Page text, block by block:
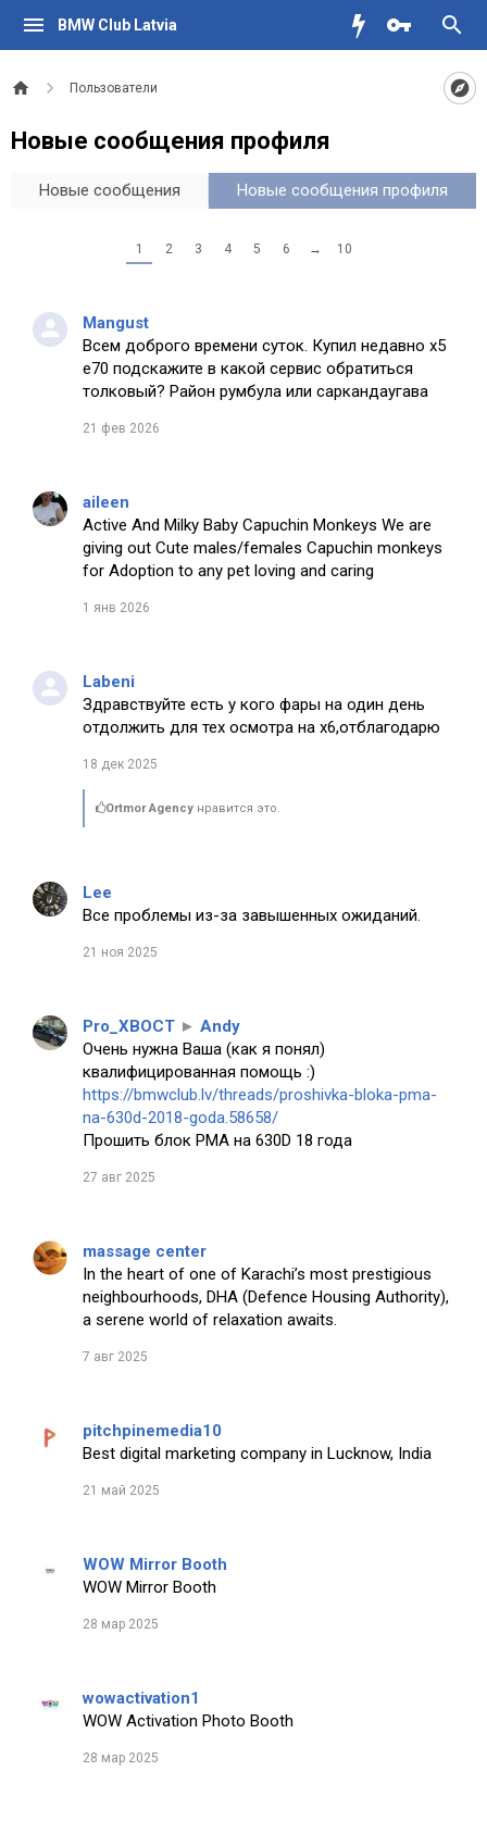
BMW Club Latvia
Пользователи
Новые сообщения профиля
Новые сообщения Новые сообщения профиля
1 2 3 4 5 6 → 10
Mangust
Всем доброго времени суток. Купил недавно х5
е70 подскажите в какой сервис обратиться
толковый? Район румбула или саркандаугава
21 фев 2026
aileen
Active And Milky Baby Capuchin Monkeys We are
giving out Cute males/females Capuchin monkeys
for Adoption to any pet loving and caring
1 янв 2026
Labeni
Здравствуйте есть у кого фары на один день
отдолжить для тех осмотра на х6,отблагодарю
18 дек 2025
Ortmor Agency нравится это.
Lee
Все проблемы из-за завышенных ожиданий.
21 ноя 2025
Pro_XBOCT ► Andy
Очень нужна Ваша (как я понял)
квалифицированная помощь :)
https://bmwclub.lv/threads/proshivka-bloka-pma-
na-630d-2018-goda.58658/
Прошить блок PMA на 630D 18 года
27 авг 2025
massage center
In the heart of one of Karachi’s most prestigious
neighbourhoods, DHA (Defence Housing Authority),
a serene world of relaxation awaits.
7 авг 2025
pitchpinemedia10
Best digital marketing company in Lucknow, India
21 май 2025
WOW Mirror Booth
WOW Mirror Booth
28 мар 2025
wowactivation1
WOW Activation Photo Booth
28 мар 2025